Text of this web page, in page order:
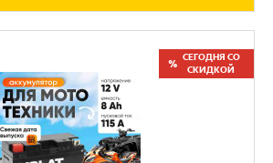
СЕГОДНЯ СО
СКИДКОЙ